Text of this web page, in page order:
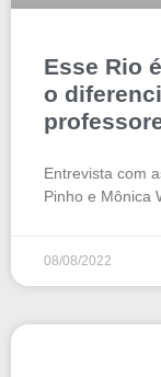
Esse Rio
o
Entrevista com
Pinho e Mônica
08/08/2022